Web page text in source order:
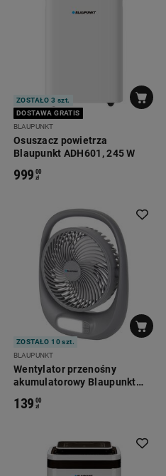
ZOSTAŁO 3 szt.
DOSTAWA GRATIS
BLAUPUNKT
Osuszacz powietrza
Blaupunkt ADH601, 245 W
999 00
zł
ZOSTAŁO 10 szt.
BLAUPUNKT
Wentylator przenośny
akumulatorowy Blaupunkt
139 00
zł